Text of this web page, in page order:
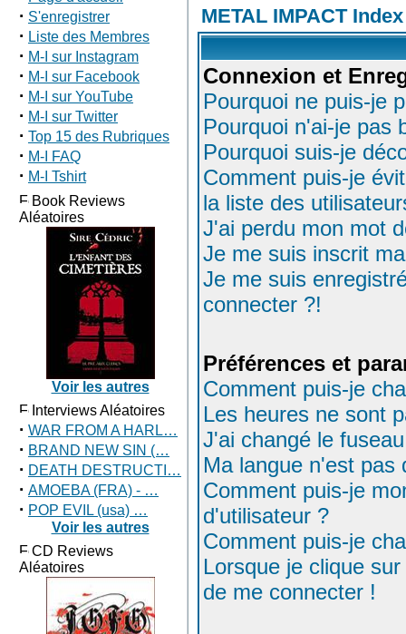
· S'enregistrer
· Liste des Membres
· M-I sur Instagram
· M-I sur Facebook
· M-I sur YouTube
· M-I sur Twitter
· Top 15 des Rubriques
· M-I FAQ
· M-I Tshirt
Book Reviews
Aléatoires
Voir les autres
Interviews Aléatoires
· WAR FROM A HARL…
· BRAND NEW SIN (…
· DEATH DESTRUCTI…
· AMOEBA (FRA) - …
· POP EVIL (usa) …
Voir les autres
CD Reviews
Aléatoires
METAL IMPACT
Connexion et
Pourquoi ne puis-je
Pourquoi n'ai-je pas
Pourquoi suis-je
Comment puis-je
la liste des
J'ai perdu mon mot
Je me suis inscrit
Je me suis
connecter ?!
Préférences et
Comment puis-je
Les heures ne sont
J'ai changé le
Ma langue n'est pas
Comment puis-je
d'utilisateur ?
Comment puis-je
Lorsque je clique
de me connecter !